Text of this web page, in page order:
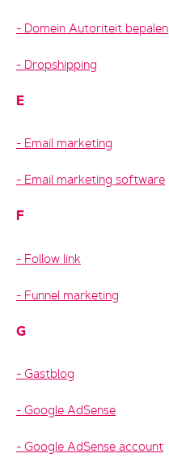
Domein Autoriteit bepalen
Dropshipping
E
Email marketing
Email marketing software
F
Follow link
Funnel marketing
G
Gastblog
Google AdSense
Google AdSense account